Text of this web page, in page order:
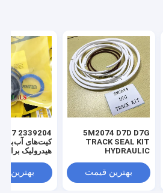
5M2074 D7D D7G
TRACK SEAL KIT
HYDRAULIC
SEAL KIT NBR
بهترین قیمت
کیت‌های
هیدرولیک برای
بهترین